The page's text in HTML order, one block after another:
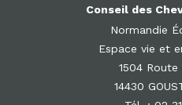
Conseil des
Normandie
Espace vie et
1504 Route
14430